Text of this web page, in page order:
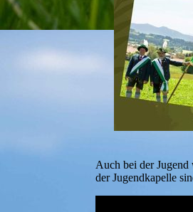
Auch bei der
der Jugendkapelle